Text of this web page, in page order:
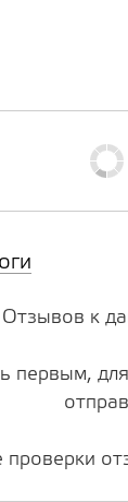
Отзывов к
первым,
проверки